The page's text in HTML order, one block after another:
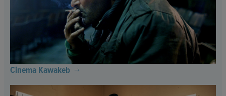
Cinema Kawakeb